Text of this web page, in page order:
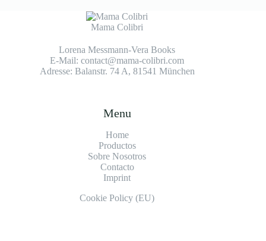
Mama Colibri
Lorena Messmann-Vera Books
E-Mail: contact@mama-colibri.com
Adresse: Balanstr. 74 A, 81541 München
Menu
Home
Productos
Sobre Nosotros
Contacto
Imprint
Cookie Policy (EU)